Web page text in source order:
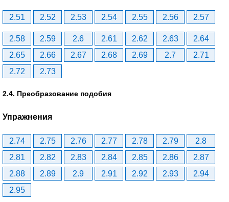
2.51 2.52 2.53 2.54 2.55 2.56 2.57
2.58 2.59 2.6 2.61 2.62 2.63
2.64
2.65
2.66 2.67 2.68 2.69 2.7
2.71
2.72
2.73
2.4. Преобразование подобия
Упражнения
2.74 2.75 2.76 2.77 2.78 2.79
2.8
2.81
2.82 2.83 2.84 2.85 2.86
2.87
2.88
2.89 2.9 2.91 2.92 2.93
2.94
2.95